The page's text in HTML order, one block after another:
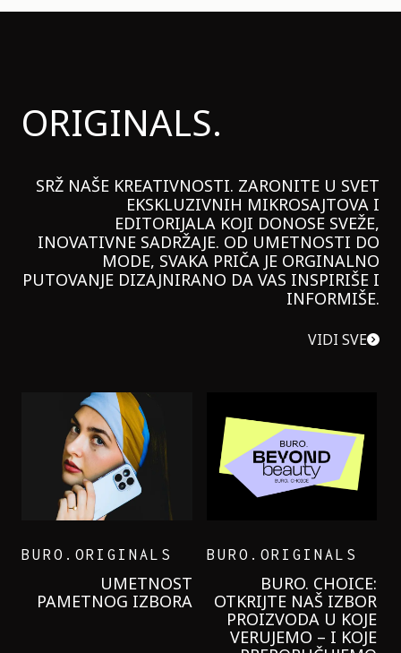
ORIGINALS.
SRŽ NAŠE KREATIVNOSTI. ZARONITE U SVET
EKSKLUZIVNIH MIKROSAJTOVA I
EDITORIJALA KOJI DONOSE SVEŽE,
INOVATIVNE SADRŽAJE. OD UMETNOSTI DO
MODE, SVAKA PRIČA JE ORGINALNO
PUTOVANJE DIZAJNIRANO DA VAS INSPIRIŠE I
INFORMIŠE.
VIDI SVE
GARNIER KREMU I
NIKADA NIŠTA
LAGANIJE NISAM
KORISTILA